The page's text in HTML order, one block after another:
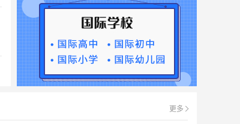
更多